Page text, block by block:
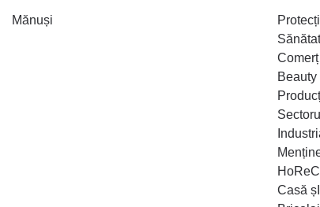
Mănuși
Comerț
Beauty
Casă